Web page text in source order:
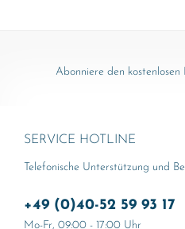
Abonniere den
SERVICE HOTLINE
Telefonische Unterstützung und
+49 (0)40-52 59 93 17
Mo-Fr, 09:00 - 17:00 Uhr